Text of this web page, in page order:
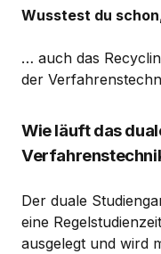
Wusstest du
… auch das
der
Wie läuft das
Der duale
eine
ausgelegt und wird